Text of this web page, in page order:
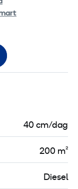
40 cm/dag
200 m²
Diesel